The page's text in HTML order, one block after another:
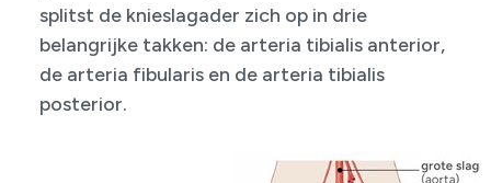
splitst de knieslagader zich op in drie
belangrijke takken: de arteria tibialis anterior,
de arteria fibularis en de arteria tibialis
posterior.